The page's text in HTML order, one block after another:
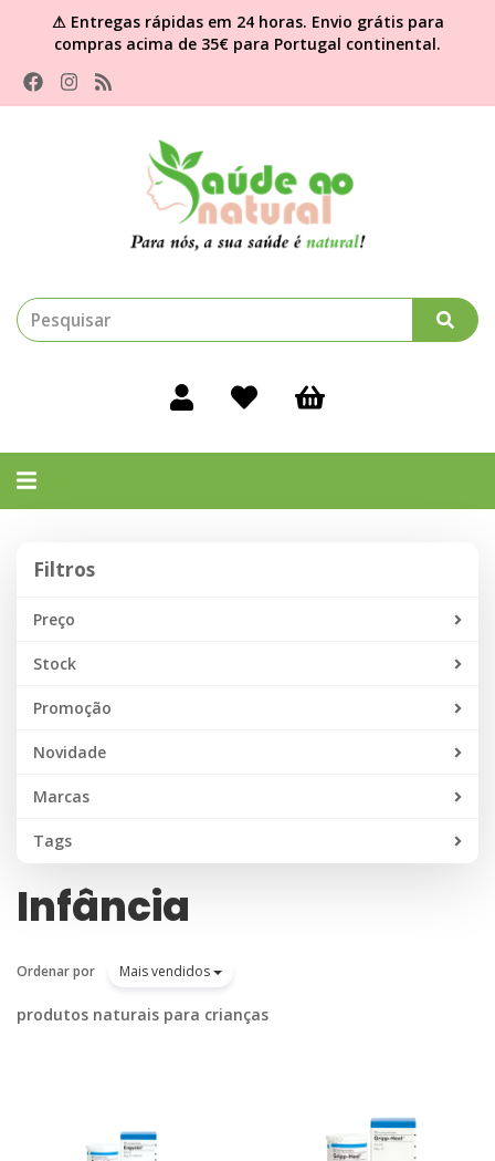
⚠ Entregas rápidas em 24 horas. Envio grátis para
compras acima de 35€ para Portugal continental.
Alternar
Filtros
Preço
Stock
Promoção
Novidade
Marcas
Tags
Infância
Ordenar por Mais vendidos
produtos naturais para crianças